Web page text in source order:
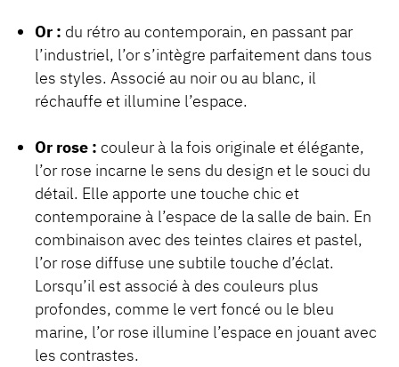
Or : du rétro au contemporain, en passant par
l’industriel, l’or s’intègre parfaitement dans tous
les styles. Associé au noir ou au blanc, il
réchauffe et illumine l’espace.
Or rose : couleur à la fois originale et élégante,
l’or rose incarne le sens du design et le souci du
détail. Elle apporte une touche chic et
contemporaine à l’espace de la salle de bain. En
combinaison avec des teintes claires et pastel,
l’or rose diffuse une subtile touche d’éclat.
Lorsqu’il est associé à des couleurs plus
profondes, comme le vert foncé ou le bleu
marine, l’or rose illumine l’espace en jouant avec
les contrastes.